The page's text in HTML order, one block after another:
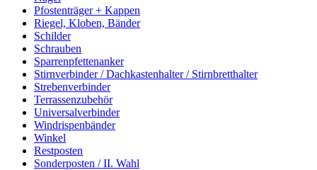
Pfostenträger + Kappen
Riegel, Kloben, Bänder
Schilder
Schrauben
Sparrenpfettenanker
Stirnverbinder / Dachkastenhalter / Stirnbretthalter
Strebenverbinder
Terrassenzubehör
Universalverbinder
Windrispenbänder
Winkel
Restposten
Sonderposten / II. Wahl